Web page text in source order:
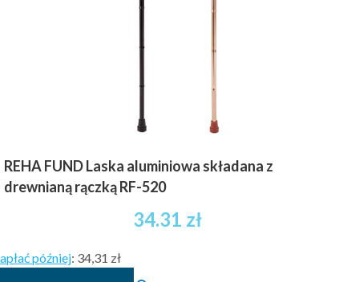
REHA FUND Laska aluminiowa składana z
drewnianą rączką RF-520
34.31 zł
później: 34,31 zł
Ten